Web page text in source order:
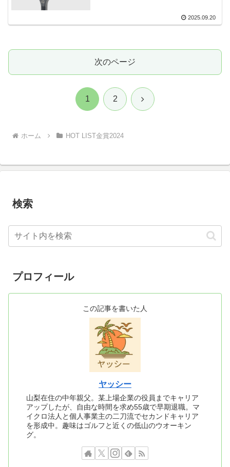
2025.09.20
次のページ
1 2 次
ホーム HOT LIST金賞2024
検索
プロフィール
この記事を書いた人
ヤッシー
山梨在住の中年親父。某上場企業の役員までキャリア
アップしたが、自由な時間を求め55歳で早期退職。マ
イクロ法人と個人事業主の二刀流でセカンドキャリア
を形成中。趣味はゴルフと近くの低山のウオーキン
グ。